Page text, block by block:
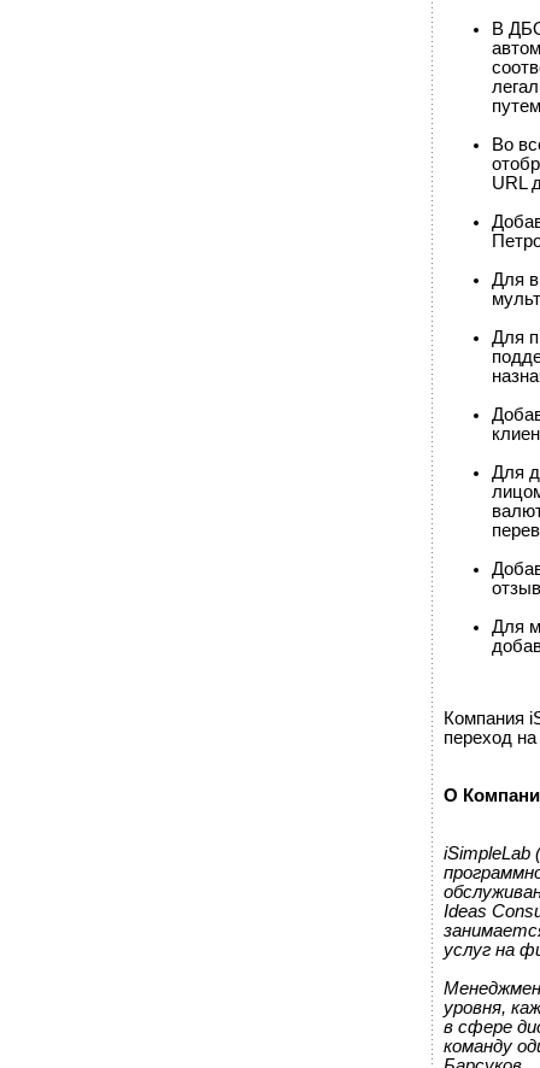
В
Во
URL
Для
Для
Для
Для
Компания
переход
О
iSimpleLab
Ideas
услуг на
уровня,
в сфере
команду